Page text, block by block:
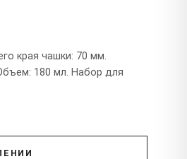
края чашки: 70 мм.
180 мл. Набор для